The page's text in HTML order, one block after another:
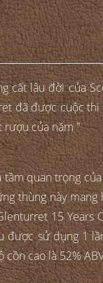
cất lâu đời của
đã được cuộc
rượu của năm "
quan trọng
thùng này
15
được sử dụng 1
cồn cao là 52%